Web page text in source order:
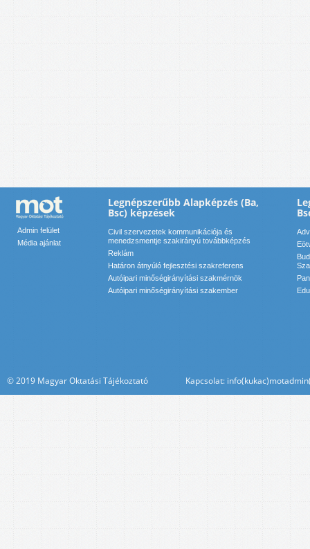
Admin felület
Média ajánlat
Legnépszerűbb Alapképzés (Ba,
Bsc) képzések
Civil szervezetek kommunikációja és
menedzsmentje szakirányú továbbképzés
Reklám
Határon átnyúló fejlesztési szakreferens
Autóipari minőségirányítási szakmérnök
Autóipari minőségirányítási szakember
© 2019 Magyar Oktatási Tájékoztató Kapcsolat: